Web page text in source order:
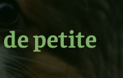
de petite